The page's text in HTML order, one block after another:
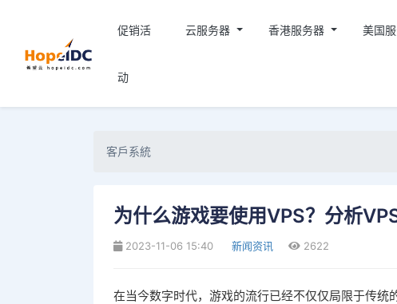
促销活
动
云服务器 香港服务器 美国
客戶系統
为什么游戏要使用VPS？分析
2023-11-06 15:40 新闻资讯 2622
在当今数字时代，游戏的流行已经不仅仅局限于传